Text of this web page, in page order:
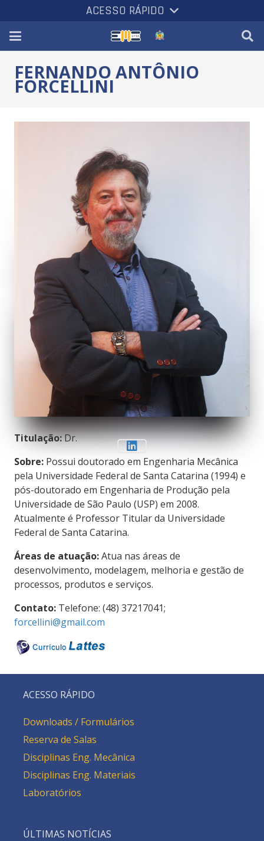
ACESSO RÁPIDO
FERNANDO ANTÔNIO
FORCELLINI
Titulação:Dr.
Sobre: Possui doutorado em Engenharia Mecânica
pela Universidade Federal de Santa Catarina (1994) e
pós-doutorado em Engenharia de Produção pela
Universidade de São Paulo (USP) em 2008.
Atualmente é Professor Titular da Universidade
Federal de Santa Catarina.
Áreas de atuação:Atua nas áreas de
desenvolvimento, modelagem, melhoria e gestão de
processos, produtos e serviços.
Contato: Telefone: (48) 37217041;
forcellini@gmail.com
ACESSO RÁPIDO
Downloads / Formulários
Reserva de Salas
Disciplinas Eng. Mecânica
Disciplinas Eng. Materiais
Laboratórios
ÚLTIMAS NOTÍCIAS